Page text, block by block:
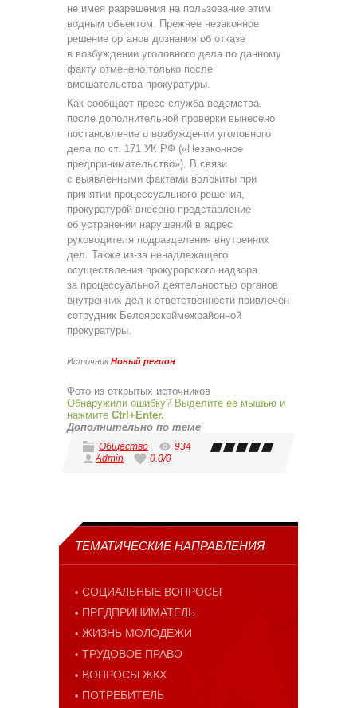
не имея разрешения на пользование этим
водным объектом. Прежнее незаконное
решение органов дознания об отказе
в возбуждении уголовного дела по данному
факту отменено только после
вмешательства прокуратуры.
Как сообщает пресс-служба ведомства,
после дополнительной проверки вынесено
постановление о возбуждении уголовного
дела по ст. 171 УК РФ («Незаконное
предпринимательство»). В связи
с выявленными фактами волокиты при
принятии процессуального решения,
прокуратурой внесено представление
об устранении нарушений в адрес
руководителя подразделения внутренних
дел. Также из-за ненадлежащего
осуществления прокурорского надзора
за процессуальной деятельностью органов
внутренних дел к ответственности привлечен
сотрудник Белоярскоймежрайонной
прокуратуры.
Источник:Новый регион
Фото из открытых источников
Обнаружили ошибку? Выделите ее мышью и
нажмите Ctrl+Enter.
Дополнительно по теме
Общество
934
Admin
0.0/0
ТЕМАТИЧЕСКИЕ НАПРАВЛЕНИЯ
СОЦИАЛЬНЫЕ ВОПРОСЫ
ПРЕДПРИНИМАТЕЛЬ
ЖИЗНЬ МОЛОДЕЖИ
ТРУДОВОЕ ПРАВО
ВОПРОСЫ ЖКХ
ПОТРЕБИТЕЛЬ